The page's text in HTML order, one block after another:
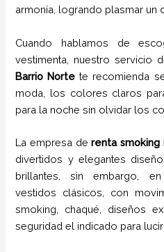
armonía, logrando plasmar un
Cuando hablamos de
vestimenta, nuestro servicio
Barrio Norte te recomienda
moda, los colores claros
para la noche sin olvidar los
La empresa derenta smoking
divertidos y elegantes
brillantes, sin embargo,
vestidos clásicos, con
smoking, chaqué, diseños
seguridad el indicado para